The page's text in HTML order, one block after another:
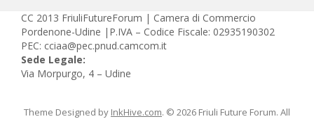
CC 2013 FriuliFutureForum | Camera di Commercio
Pordenone-Udine |P.IVA – Codice Fiscale: 02935190302
PEC: cciaa@pec.pnud.camcom.it
Sede Legale:
Via Morpurgo, 4 – Udine
Theme Designed by InkHive.com. © 2026 Friuli Future Forum. All